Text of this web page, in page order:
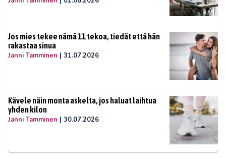
Jos mies tekee nämä 11 tekoa, tiedät että hän
rakastaa sinua
Janni Tamminen | 31.07.2026
Kävele näin monta askelta, jos haluat laihtua
yhden kilon
Janni Tamminen | 30.07.2026